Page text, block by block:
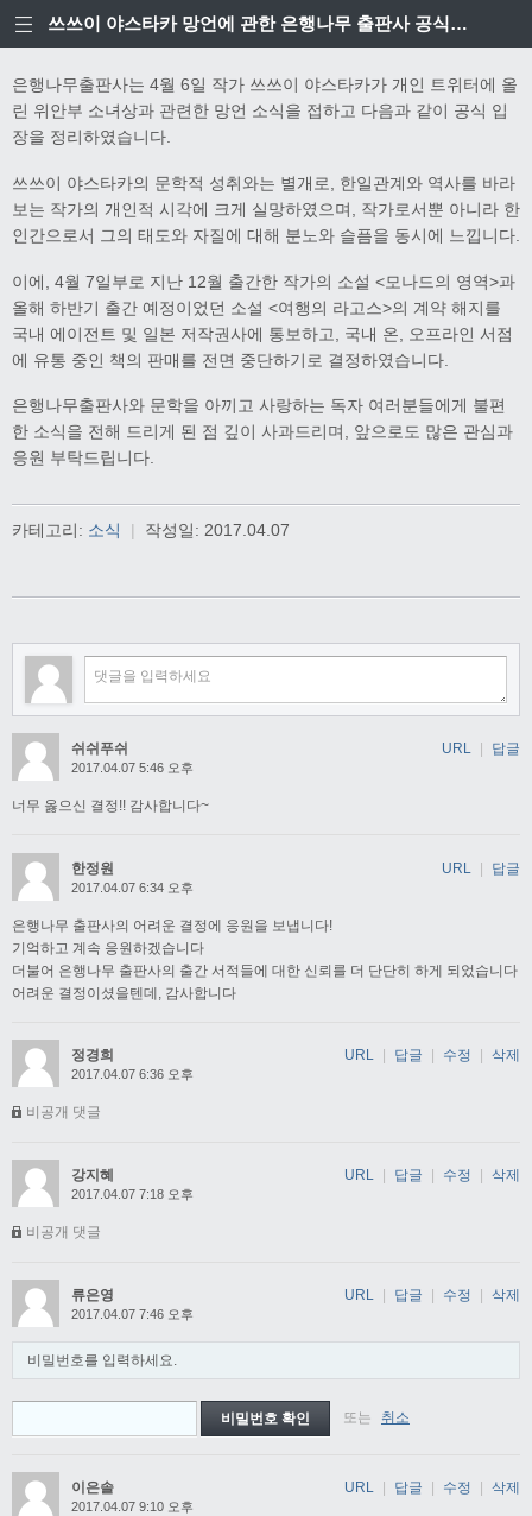
쓰쓰이 야스타카 망언에 관한 은행나무 출판사 공식입장
은행나무출판사는 4월 6일 작가 쓰쓰이 야스타카가 개인 트위터에 올
린 위안부 소녀상과 관련한 망언 소식을 접하고 다음과 같이 공식 입
장을 정리하였습니다.
쓰쓰이 야스타카의 문학적 성취와는 별개로, 한일관계와 역사를 바라
보는 작가의 개인적 시각에 크게 실망하였으며, 작가로서뿐 아니라 한
인간으로서 그의 태도와 자질에 대해 분노와 슬픔을 동시에 느낍니다.
이에, 4월 7일부로 지난 12월 출간한 작가의 소설 <모나드의 영역>과
올해 하반기 출간 예정이었던 소설 <여행의 라고스>의 계약 해지를
국내 에이전트 및 일본 저작권사에 통보하고, 국내 온, 오프라인 서점
에 유통 중인 책의 판매를 전면 중단하기로 결정하였습니다.
은행나무출판사와 문학을 아끼고 사랑하는 독자 여러분들에게 불편
한 소식을 전해 드리게 된 점 깊이 사과드리며, 앞으로도 많은 관심과
응원 부탁드립니다.
카테고리: 소식 | 작성일: 2017.04.07
쉬쉬푸쉬
2017.04.07 5:46 오후
너무 옳으신 결정!! 감사합니다~
URL | 답글
한정원
2017.04.07 6:34 오후
은행나무 출판사의 어려운 결정에 응원을 보냅니다!
기억하고 계속 응원하겠습니다
더불어 은행나무 출판사의 출간 서적들에 대한 신뢰를 더 단단히 하게 되었습니다
어려운 결정이셨을텐데, 감사합니다
URL | 답글
정경희
2017.04.07 6:36 오후
비공개 댓글
URL 답글 수정 삭제
강지혜
2017.04.07 7:18 오후
비공개 댓글
URL 답글 수정 삭제
류은영
2017.04.07 7:46 오후
비밀번호를 입력하세요.
또는 취소
URL 답글 수정 삭제
이은솔
2017.04.07 9:10 오후
URL 답글 수정 삭제